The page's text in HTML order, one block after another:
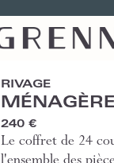
RIVAGE
240 €
Le coffret de 24